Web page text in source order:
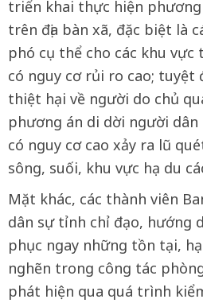
triển khai thực hiện
trên địa bàn xã, đặc biệt là
phó cụ thể cho các khu vực
có nguy cơ rủi ro cao; tuyệt
thiệt hại về người do chủ
phương án di dời người dân
có nguy cơ cao xảy ra lũ
sông, suối, khu vực hạ du
Mặt khác, các thành viên
dân sự tỉnh chỉ đạo, hướng
phục ngay những tồn tại,
nghẽn trong công tác
phát hiện qua quá trình